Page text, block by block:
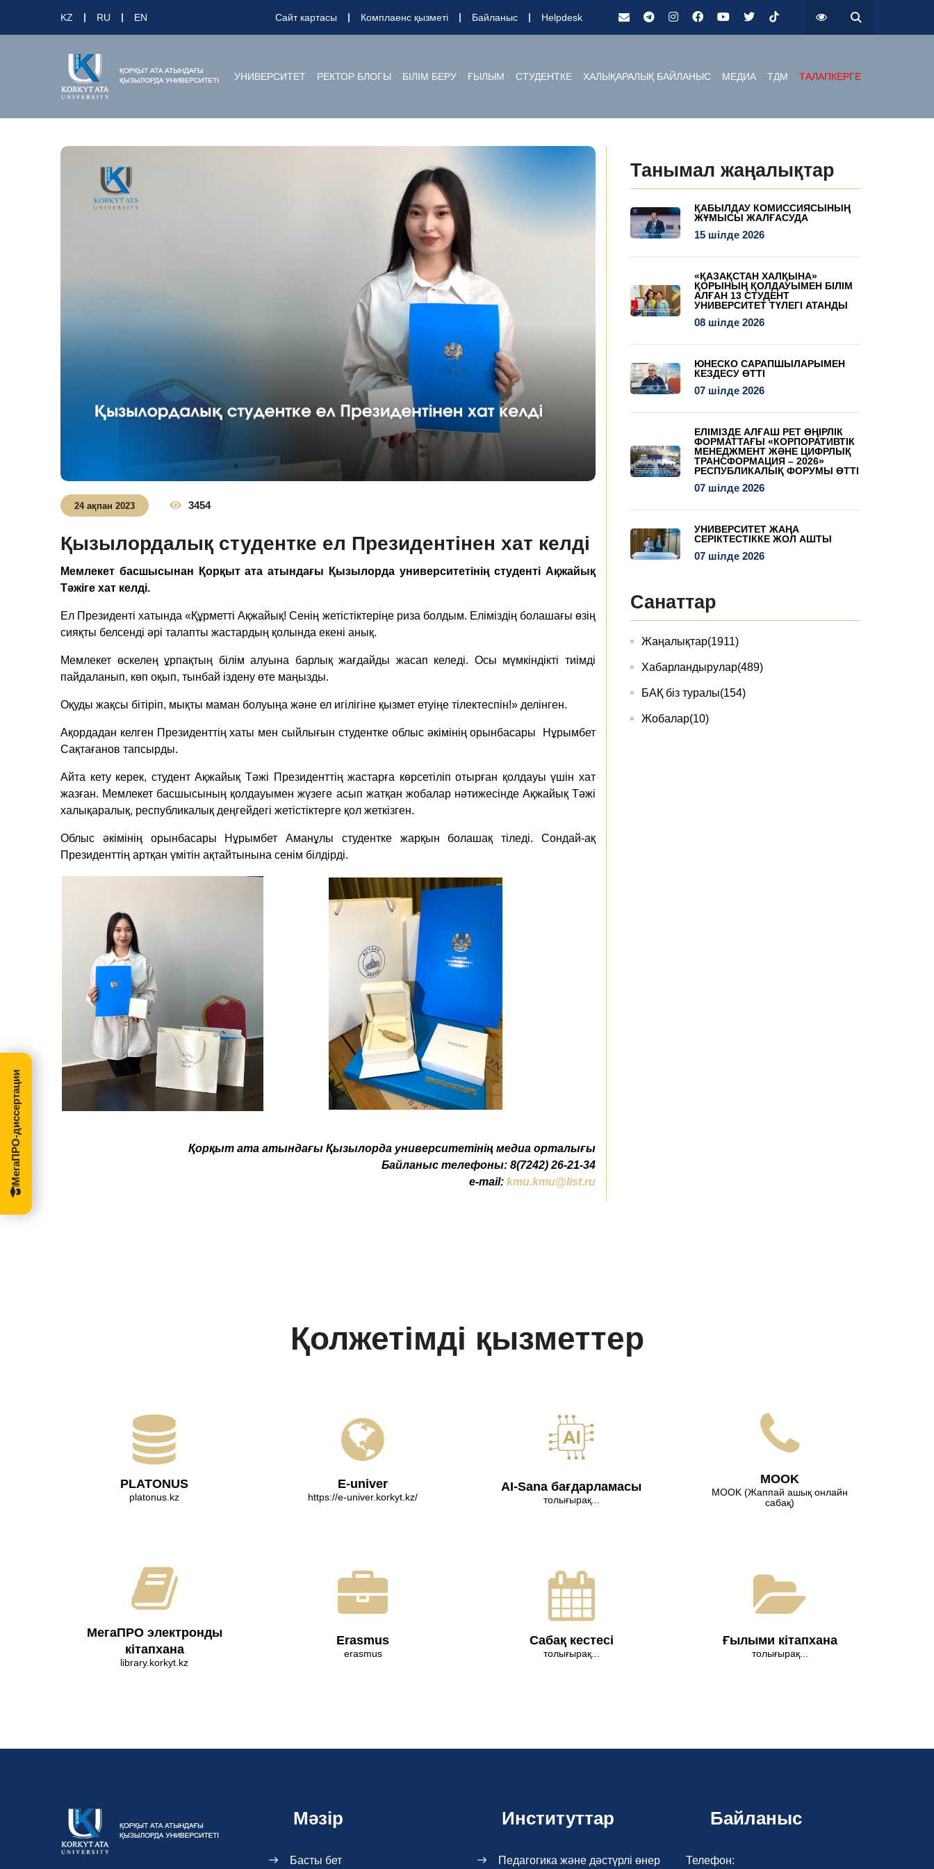
KZ RU EN Сайт картасы Комплаенс қызметі Байланыс Helpdesk
УНИВЕРСИТЕТ РЕКТОР БЛОГЫ БІЛІМ БЕРУ ҒЫЛЫМ СТУДЕНТКЕ ХАЛЫҚАРАЛЫҚ БАЙЛАНЫС МЕДИА ТДМ ТАЛАПКЕРГЕ
24 ақпан 2023 3454
Қызылордалық студентке ел Президентінен хат келді
Мемлекет басшысынан Қорқыт ата атындағы Қызылорда университетінің студенті Ақжайық
Тәжіге хат келді.
Ел Президенті хатында «Құрметті Ақжайық! Сенің жетістіктеріңе риза болдым. Еліміздің болашағы өзің
сияқты белсенді әрі талапты жастардың қолында екені анық.
Мемлекет өскелең ұрпақтың білім алуына барлық жағдайды жасап келеді. Осы мүмкіндікті тиімді
пайдаланып, көп оқып, тынбай іздену өте маңызды.
Оқуды жақсы бітіріп, мықты маман болуыңа және ел игілігіне қызмет етуіңе тілектеспін!» делінген.
Ақордадан келген Президенттің хаты мен сыйлығын студентке облыс әкімінің орынбасары Нұрымбет
Сақтағанов тапсырды.
Айта кету керек, студент Ақжайық Тәжі Президенттің жастарға көрсетіліп отырған қолдауы үшін хат
жазған. Мемлекет басшысының қолдауымен жүзеге асып жатқан жобалар нәтижесінде Ақжайық Тәжі
халықаралық, республикалық деңгейдегі жетістіктерге қол жеткізген.
Облыс әкімінің орынбасары Нұрымбет Аманұлы студентке жарқын болашақ тіледі. Сондай-ақ
Президенттің артқан үмітін ақтайтынына сенім білдірді.
Қорқыт ата атындағы Қызылорда университетінің медиа орталығы
Байланыс телефоны: 8(7242) 26-21-34
e-mail: kmu.kmu@list.ru
Танымал жаңалықтар
ҚАБЫЛДАУ КОМИССИЯСЫНЫҢ
ЖҰМЫСЫ ЖАЛҒАСУДА
15 шілде 2026
«ҚАЗАҚСТАН ХАЛҚЫНА»
ҚОРЫНЫҢ ҚОЛДАУЫМЕН БІЛІМ
АЛҒАН 13 СТУДЕНТ
УНИВЕРСИТЕТ ТҮЛЕГІ АТАНДЫ
08 шілде 2026
ЮНЕСКО САРАПШЫЛАРЫМЕН
КЕЗДЕСУ ӨТТІ
07 шілде 2026
ЕЛІМІЗДЕ АЛҒАШ РЕТ ӨҢІРЛІК
ФОРМАТТАҒЫ «КОРПОРАТИВТІК
МЕНЕДЖМЕНТ ЖӘНЕ ЦИФРЛЫҚ
ТРАНСФОРМАЦИЯ – 2026»
РЕСПУБЛИКАЛЫҚ ФОРУМЫ ӨТТІ
07 шілде 2026
УНИВЕРСИТЕТ ЖАҢА
СЕРІКТЕСТІККЕ ЖОЛ АШТЫ
07 шілде 2026
Санаттар
Жаңалықтар(1911)
Хабарландырулар(489)
БАҚ біз туралы(154)
Жобалар(10)
Қолжетімді қызметтер
PLATONUS
platonus.kz
E-univer
https://e-univer.korkyt.kz/
AI-Sana бағдарламасы
толығырақ...
МООK
МООK (Жаппай ашық онлайн
сабақ)
МегаПРО электронды
кітапхана
library.korkyt.kz
Erasmus
erasmus
Сабақ кестесі
толығырақ...
Ғылыми кітапхана
толығырақ...
Мәзір
Басты бет
Институттар
Педагогика және дәстүрлі өнер
Байланыс
Телефон:
МегаПРО-диссертации